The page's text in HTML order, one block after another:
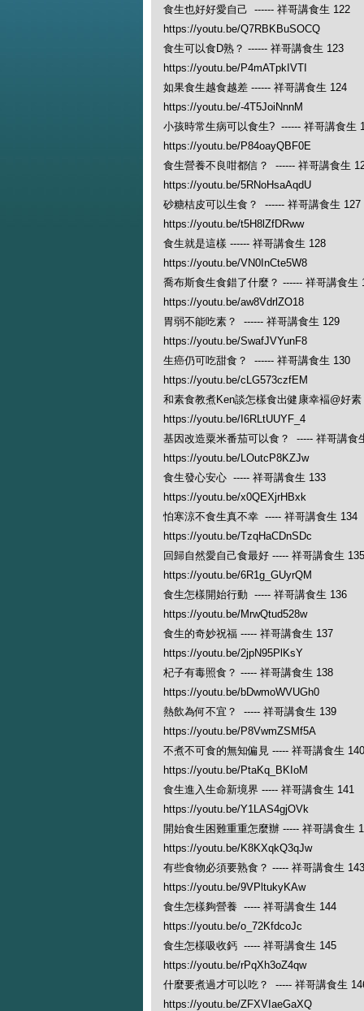
食生也好好愛自己 ------ 祥哥講食生 122
https://youtu.be/Q7RBKBuSOCQ
食生可以食D熟？ ------ 祥哥講食生 123
https://youtu.be/P4mATpkIVTI
如果食生越食越差 ------ 祥哥講食生 124
https://youtu.be/-4T5JoiNnnM
小孩時常生病可以食生? ------ 祥哥講食生
https://youtu.be/P84oayQBF0E
食生營養不良咁都信？ ------ 祥哥講食生
https://youtu.be/5RNoHsaAqdU
砂糖桔皮可以生食？ ------ 祥哥講食生 127
https://youtu.be/t5H8lZfDRww
食生就是這樣 ------ 祥哥講食生 128
https://youtu.be/VN0InCte5W8
喬布斯食生食錯了什麼？ ------ 祥哥講食生
https://youtu.be/aw8VdrlZO18
胃弱不能吃素？ ------ 祥哥講食生 129
https://youtu.be/SwafJVYunF8
生癌仍可吃甜食？ ------ 祥哥講食生 130
https://youtu.be/cLG573czfEM
和素食教煮Ken談怎樣食出健康幸褔@好
https://youtu.be/I6RLtUUYF_4
基因改造粟米番茄可以食？ ----- 祥哥講食
https://youtu.be/LOutcP8KZJw
食生發心安心 ----- 祥哥講食生 133
https://youtu.be/x0QEXjrHBxk
怕寒涼不食生真不幸 ----- 祥哥講食生 134
https://youtu.be/TzqHaCDnSDc
回歸自然愛自己食最好 ----- 祥哥講食生 135
https://youtu.be/6R1g_GUyrQM
食生怎樣開始行動 ----- 祥哥講食生 136
https://youtu.be/MrwQtud528w
食生的奇妙祝福 ----- 祥哥講食生 137
https://youtu.be/2jpN95PlKsY
杞子有毒照食？ ----- 祥哥講食生 138
https://youtu.be/bDwmoWVUGh0
熱飲為何不宜？ ----- 祥哥講食生 139
https://youtu.be/P8VwmZSMf5A
不煮不可食的無知偏見 ----- 祥哥講食生 140
https://youtu.be/PtaKq_BKIoM
食生進入生命新境界 ----- 祥哥講食生 141
https://youtu.be/Y1LAS4gjOVk
開始食生困難重重怎麼辦 ----- 祥哥講食生
https://youtu.be/K8KXqkQ3qJw
有些食物必須要熟食？ ----- 祥哥講食生 143
https://youtu.be/9VPltukyKAw
食生怎樣夠營養 ----- 祥哥講食生 144
https://youtu.be/o_72KfdcoJc
食生怎樣吸收鈣 ----- 祥哥講食生 145
https://youtu.be/rPqXh3oZ4qw
什麼要煮過才可以吃？ ----- 祥哥講食生
https://youtu.be/ZFXVIaeGaXQ